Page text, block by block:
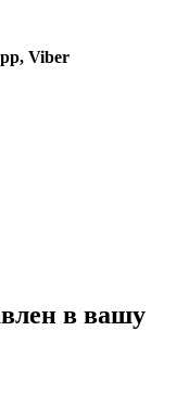
Viber
в вашу